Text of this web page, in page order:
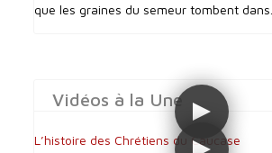
que les graines du semeur tombent dans...
Vidéos à la Une
L’histoire des Chrétiens du Caucase